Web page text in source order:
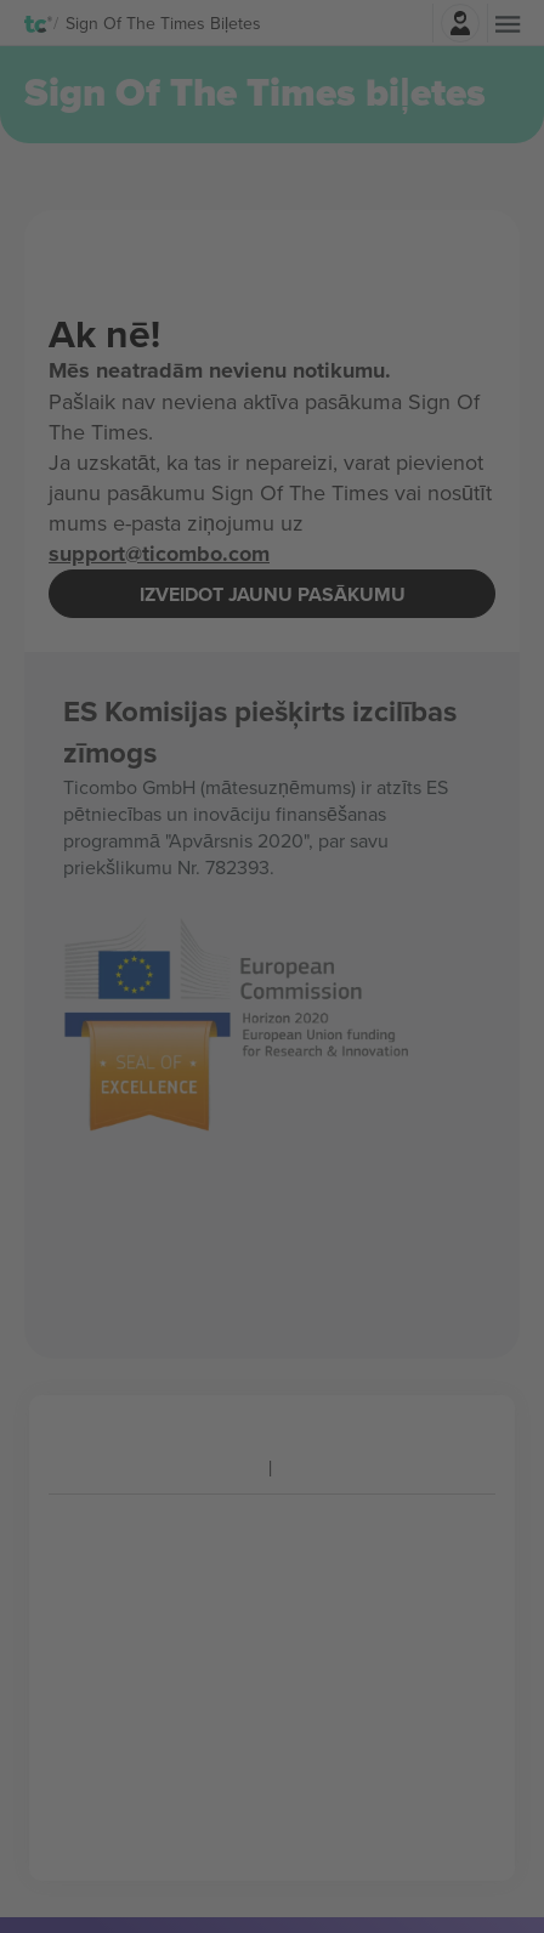
Sign Of The Times Biļetes
Sign Of The Times biļetes
Ak nē!
Mēs neatradām nevienu notikumu.
Pašlaik nav neviena aktīva pasākuma Sign Of
The Times.
Ja uzskatāt, ka tas ir nepareizi, varat pievienot
jaunu pasākumu Sign Of The Times vai nosūtīt
mums e-pasta ziņojumu uz
support@ticombo.com
IZVEIDOT JAUNU PASĀKUMU
ES Komisijas piešķirts izcilības
zīmogs
Ticombo GmbH (mātesuzņēmums) ir atzīts ES
pētniecības un inovāciju finansēšanas
programmā "Apvārsnis 2020", par savu
priekšlikumu Nr. 782393.